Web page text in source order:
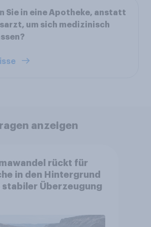
Sie in eine Apotheke, anstatt
um sich medizinisch
anzeigen
rückt für
in den Hintergrund
Überzeugung